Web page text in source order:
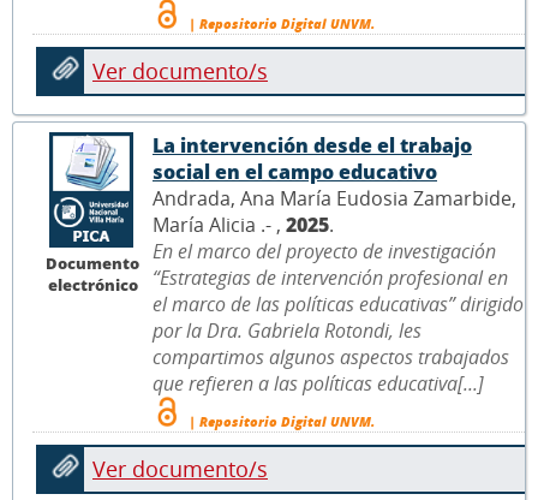
| Repositorio Digital UNVM.
Ver documento/s
Documento
electrónico
La intervención desde el trabajo
social en el campo educativo
Andrada, Ana María Eudosia Zamarbide,
María Alicia .- , 2025.
En el marco del proyecto de investigación
“Estrategias de intervención profesional en
el marco de las políticas educativas” dirigido
por la Dra. Gabriela Rotondi, les
compartimos algunos aspectos trabajados
que refieren a las políticas educativa[...]
| Repositorio Digital UNVM.
Ver documento/s